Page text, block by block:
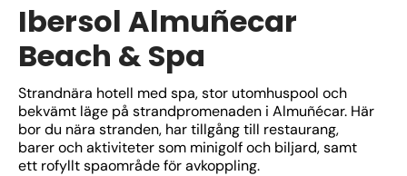
Ibersol Almuñecar
Beach & Spa
Strandnära hotell med spa, stor utomhuspool och
bekvämt läge på strandpromenaden i Almuñécar. Här
bor du nära stranden, har tillgång till restaurang,
barer och aktiviteter som minigolf och biljard, samt
ett rofyllt spaområde för avkoppling.